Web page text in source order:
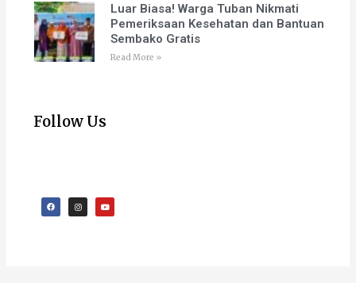
Luar Biasa! Warga Tuban Nikmati
Pemeriksaan Kesehatan dan Bantuan
Sembako Gratis
Read More »
Follow Us
b
o
o
a
g
r
u
b
e